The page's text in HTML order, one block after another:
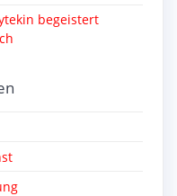
begeistert